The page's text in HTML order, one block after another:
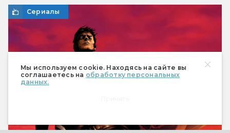
Мы используем cookie. Находясь на сайте вы
соглашаетесь на обработку персональных
данных.
Сериалы